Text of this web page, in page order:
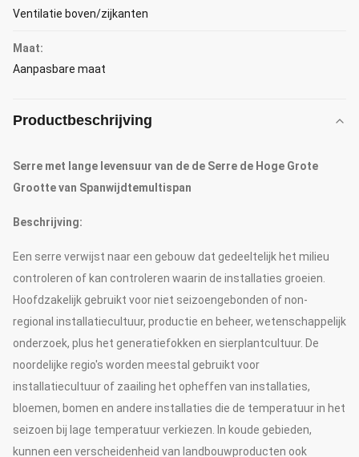
Ventilatie boven/zijkanten
Maat:
Aanpasbare maat
Productbeschrijving
Serre met lange levensuur van de de Serre de Hoge Grote
Grootte van Spanwijdtemultispan
Beschrijving:
Een serre verwijst naar een gebouw dat gedeeltelijk het milieu
controleren of kan controleren waarin de installaties groeien.
Hoofdzakelijk gebruikt voor niet seizoengebonden of non-
regional installatiecultuur, productie en beheer, wetenschappelijk
onderzoek, plus het generatiefokken en sierplantcultuur. De
noordelijke regio's worden meestal gebruikt voor
installatiecultuur of zaailing het opheffen van installaties,
bloemen, bomen en andere installaties die de temperatuur in het
seizoen bij lage temperatuur verkiezen. In koude gebieden,
kunnen een verscheidenheid van landbouwproducten ook